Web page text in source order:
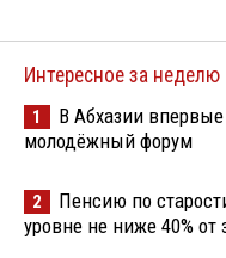
Интересное за неделю
1
В Абхазии
молодёжный форум
2
Пенсию по
уровне не ниже 40% от